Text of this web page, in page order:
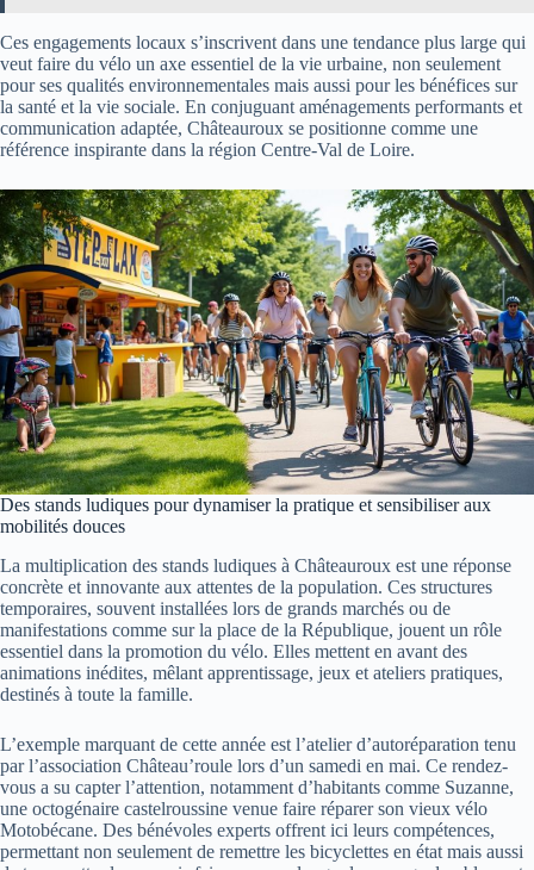
Ces engagements locaux s’inscrivent dans une tendance plus large qui
veut faire du vélo un axe essentiel de la vie urbaine, non seulement
pour ses qualités environnementales mais aussi pour les bénéfices sur
la santé et la vie sociale. En conjuguant aménagements performants et
communication adaptée, Châteauroux se positionne comme une
référence inspirante dans la région Centre-Val de Loire.
Des stands ludiques pour dynamiser la pratique et sensibiliser aux
mobilités douces
La multiplication des stands ludiques à Châteauroux est une réponse
concrète et innovante aux attentes de la population. Ces structures
temporaires, souvent installées lors de grands marchés ou de
manifestations comme sur la place de la République, jouent un rôle
essentiel dans la promotion du vélo. Elles mettent en avant des
animations inédites, mêlant apprentissage, jeux et ateliers pratiques,
destinés à toute la famille.
L’exemple marquant de cette année est l’atelier d’autoréparation tenu
par l’association Château’roule lors d’un samedi en mai. Ce rendez-
vous a su capter l’attention, notamment d’habitants comme Suzanne,
une octogénaire castelroussine venue faire réparer son vieux vélo
Motobécane. Des bénévoles experts offrent ici leurs compétences,
permettant non seulement de remettre les bicyclettes en état mais aussi